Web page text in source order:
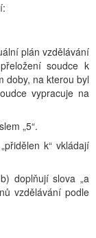
plán vzdělávání
soudce k
doby, na kterou byl
vypracuje na
„5“.
k“ vkládají
doplňují slova „a
vzdělávání podle